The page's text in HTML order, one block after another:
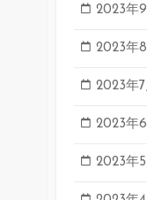
2023年9
2023年8
2023年7
2023年6
2023年5